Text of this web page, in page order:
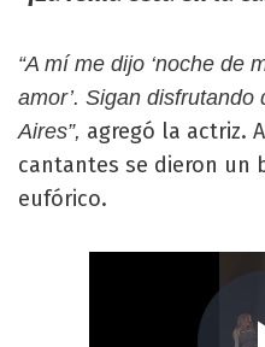
“A mí me dijo ‘noche de
amor’. Sigan
Aires”, agregó la actriz.
cantantes se dieron un
eufórico.